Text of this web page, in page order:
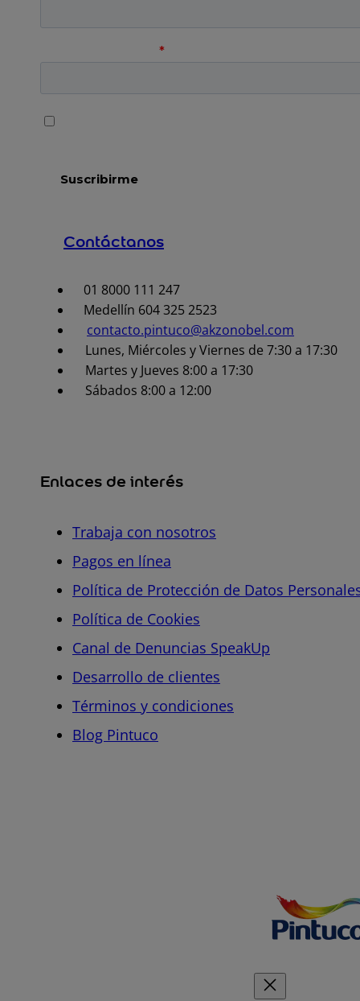
Contáctanos
01 8000 111 247
Medellín 604 325 2523
contacto.pintuco@akzonobel.com
Lunes, Miércoles y Viernes de 7:30 a 17:30
Martes y Jueves 8:00 a 17:30
Sábados 8:00 a 12:00
Enlaces de interés
Trabaja con nosotros
Pagos en línea
Política de Protección de Datos
Política de Cookies
Canal de Denuncias SpeakUp
Desarrollo de clientes
Términos y condiciones
Blog Pintuco